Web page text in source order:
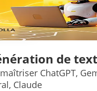
de
ChatGPT,
Claude